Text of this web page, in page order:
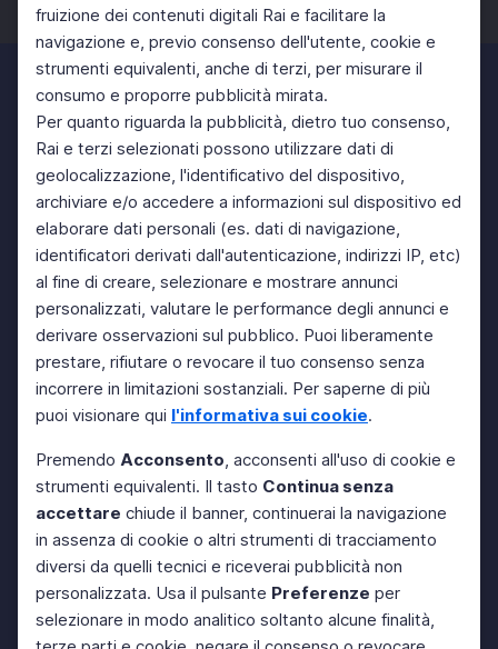
fruizione dei contenuti digitali Rai e facilitare la
navigazione e, previo consenso dell'utente, cookie e
strumenti equivalenti, anche di terzi, per misurare il
consumo e proporre pubblicità mirata.
Per quanto riguarda la pubblicità, dietro tuo consenso,
Rai e terzi selezionati possono utilizzare dati di
geolocalizzazione, l'identificativo del dispositivo,
archiviare e/o accedere a informazioni sul dispositivo ed
elaborare dati personali (es. dati di navigazione,
identificatori derivati dall'autenticazione, indirizzi IP, etc)
al fine di creare, selezionare e mostrare annunci
personalizzati, valutare le performance degli annunci e
derivare osservazioni sul pubblico. Puoi liberamente
prestare, rifiutare o revocare il tuo consenso senza
incorrere in limitazioni sostanziali. Per saperne di più
puoi visionare qui l'informativa sui cookie.
Premendo Acconsento, acconsenti all'uso di cookie e
strumenti equivalenti. Il tasto Continua senza
accettare chiude il banner, continuerai la navigazione
in assenza di cookie o altri strumenti di tracciamento
diversi da quelli tecnici e riceverai pubblicità non
personalizzata. Usa il pulsante Preferenze per
selezionare in modo analitico soltanto alcune finalità,
Facebook Twitter Instagram